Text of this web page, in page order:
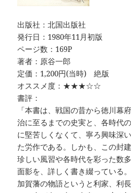
出版社：北国出版社
発行日：1980年11月初版
ページ数：169P
著者：原谷一郎
定価：1,200円(当時) 絶版
オススメ度：★★★☆☆
書評：
「本書は、戦国の昔から徳川幕
治に至るまでの史実と、各時代
に堅苦しくなくて、寧ろ興味深
た労作である。しかも、この封
珍しい風習や各時代を彩った数
面影を、詳しく書き綴っている。
加賀藩の物語というと利家、利